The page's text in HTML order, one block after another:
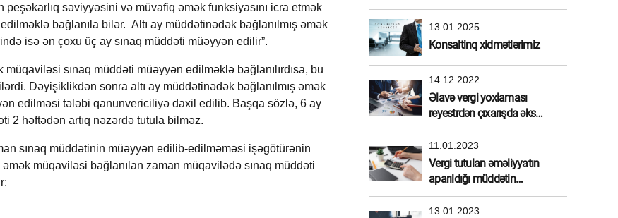
səviyyəsini və müvafiq əmək funksiyasını icra etmək
bağlanıla bilər. Altı ay müddətinədək bağlanılmış əmək
isə ən çoxu üç ay sınaq müddəti müəyyən edilir”.
sınaq müddəti müəyyən edilməklə bağlanılırdısa, bu
Dəyişiklikdən sonra altı ay müddətinədək bağlanılmış əmək
edilməsi tələbi qanunvericiliyə daxil edilib. Başqa sözlə, 6 ay
2 həftədən artıq nəzərdə tutula bilməz.
sınaq müddətinin müəyyən edilib-edilməməsi işəgötürənin
müqaviləsi bağlanılan zaman müqavilədə sınaq müddəti
dayandırdırarsa
13.01.2025
Konsaltinq xidmətlərimiz
14.12.2022
Əlavə vergi yoxlaması
reyestrdən çıxarışda əks
etdirilməlidirmi?
11.01.2023
Vergi tutulan əməliyyatın
aparıldığı müddətin
müəyyənləşdirilməsi
13.01.2023